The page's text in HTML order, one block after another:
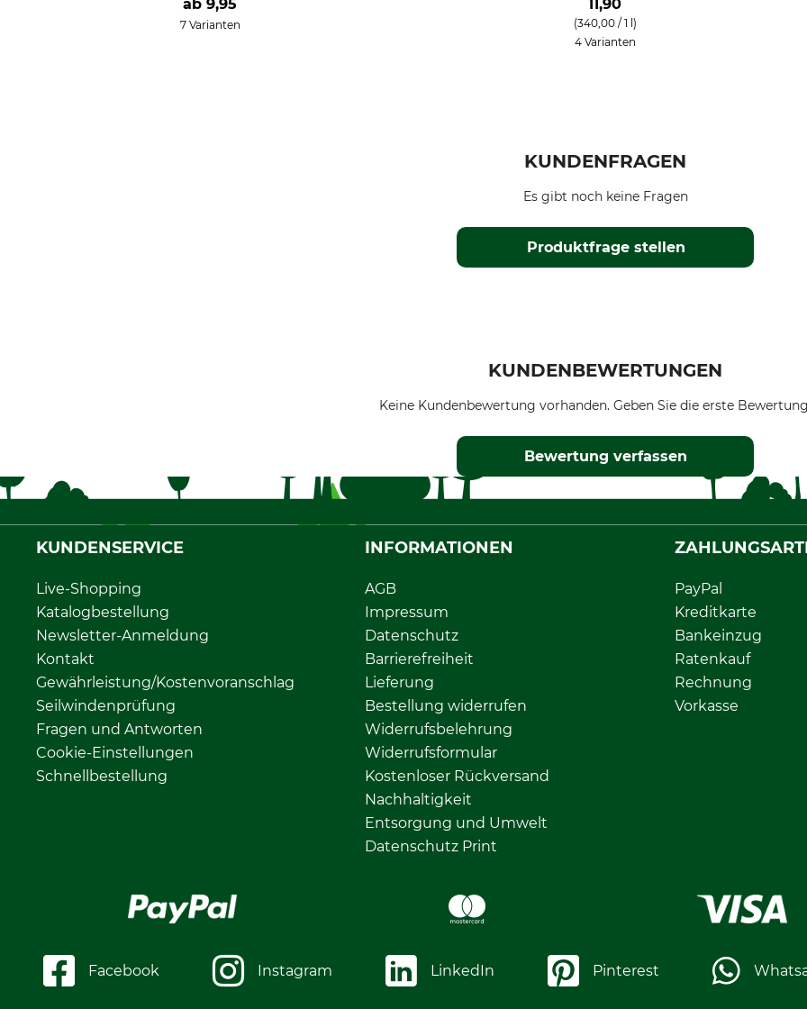
ab9,95
7 Varianten
11,90
(340,00 / 1 l)
4 Varianten
KUNDENFRAGEN
Produktfrage stellen
Es gibt noch keine Fragen
KUNDENBEWERTUNGEN
Keine Kundenbewertung vorhanden. Geben Sie die erste
Bewertung verfassen
KUNDENSERVICE
Live-Shopping
Katalogbestellung
Newsletter-Anmeldung
Kontakt
Gewährleistung/Kostenvoranschlag
Seilwindenprüfung
Fragen und Antworten
Cookie-Einstellungen
Schnellbestellung
INFORMATIONEN
AGB
Impressum
Datenschutz
Barrierefreiheit
Lieferung
Bestellung widerrufen
Widerrufsbelehrung
Widerrufsformular
Kostenloser Rückversand
Nachhaltigkeit
Entsorgung und Umwelt
Datenschutz Print
PayPal
Kreditkarte
Bankeinzug
Ratenkauf
Rechnung
Vorkasse
Facebook Instagram LinkedIn Pinterest